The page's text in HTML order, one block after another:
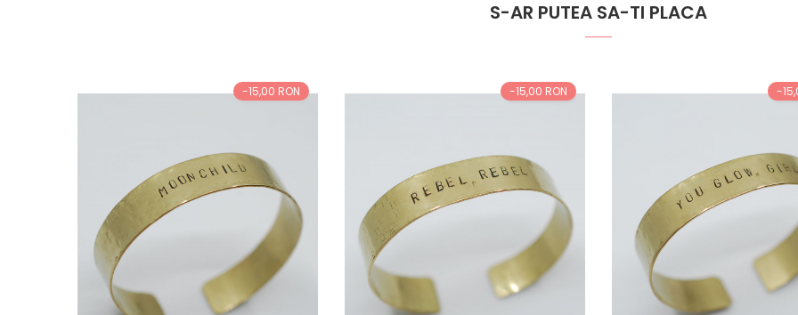
S-AR PUTEA SA-TI PLACA
-15,00 RON -15,00 RON -